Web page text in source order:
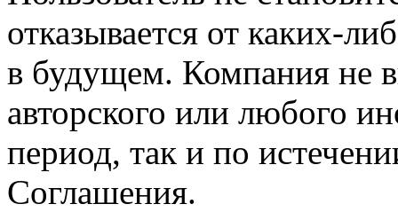
отказывается от каких-
в будущем. Компания не
авторского или любого
период, так и по
Соглашения.